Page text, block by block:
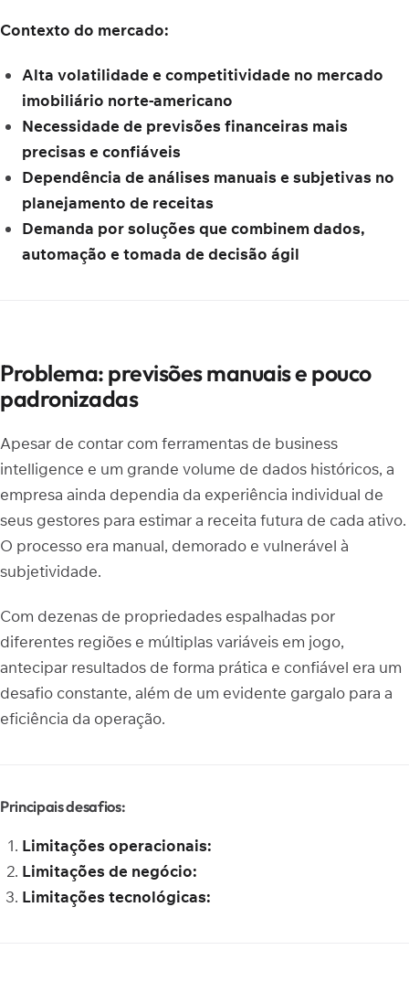
Contexto do mercado:
Alta volatilidade e competitividade no mercado
imobiliário norte-americano
Necessidade de previsões financeiras mais
precisas e confiáveis
Dependência de análises manuais e subjetivas no
planejamento de receitas
Demanda por soluções que combinem dados,
automação e tomada de decisão ágil
Problema: previsões manuais e pouco
padronizadas
Apesar de contar com ferramentas de business
intelligence e um grande volume de dados históricos, a
empresa ainda dependia da experiência individual de
seus gestores para estimar a receita futura de cada ativo.
O processo era manual, demorado e vulnerável à
subjetividade.
Com dezenas de propriedades espalhadas por
diferentes regiões e múltiplas variáveis em jogo,
antecipar resultados de forma prática e confiável era um
desafio constante, além de um evidente gargalo para a
eficiência da operação.
Principais desafios:
Limitações operacionais:
Limitações de negócio:
Limitações tecnológicas: